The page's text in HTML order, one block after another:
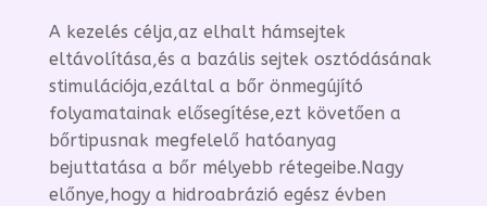
A kezelés célja,az elhalt hámsejtek
eltávolítása,és a bazális sejtek osztódásának
stimulációja,ezáltal a bőr önmegújító
folyamatainak elősegítése,ezt követően a
bőrtipusnak megfelelő hatóanyag
bejuttatása a bőr mélyebb rétegeibe.Nagy
előnye,hogy a hidroabrázió egész évben